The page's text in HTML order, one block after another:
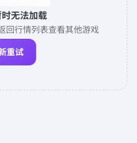
无法加载
回行情列表查看其他游戏
重试